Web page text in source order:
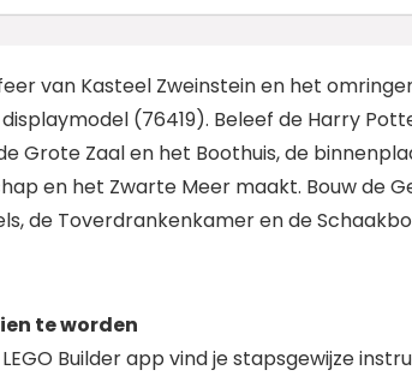
van Kasteel Zweinstein en het
(76419). Beleef de Harry
Grote Zaal en het Boothuis, de
en het Zwarte Meer maakt. Bouw de
de Toverdrankenkamer en de
te worden
Builder app vind je stapsgewijze